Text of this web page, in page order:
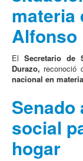
materia
Alfonso
El Secretario de
Durazo, reconoció
nacional en
Senado
social
hogar